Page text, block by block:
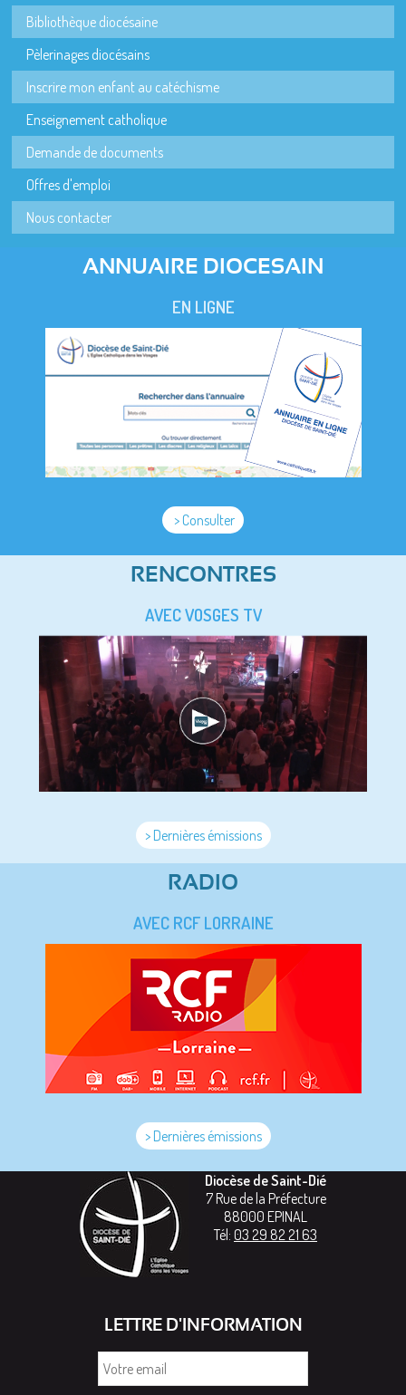
Bibliothèque diocésaine
Pèlerinages diocésains
Inscrire mon enfant au catéchisme
Enseignement catholique
Demande de documents
Offres d'emploi
Nous contacter
ANNUAIRE DIOCESAIN
EN LIGNE
> Consulter
RENCONTRES
AVEC VOSGES TV
> Dernières émissions
RADIO
AVEC RCF LORRAINE
> Dernières émissions
Diocèse de Saint-Dié
7 Rue de la Préfecture
88000 EPINAL
Tél: 03 29 82 21 63
LETTRE D'INFORMATION